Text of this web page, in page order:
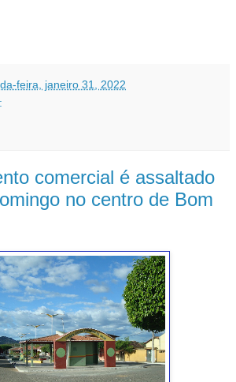
feira, janeiro 31, 2022
comercial é assaltado
no centro de Bom